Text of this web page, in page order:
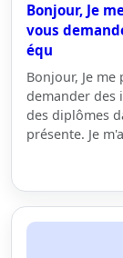
Bonjour, Je
vous
équ
Bonjour, Je
demander des
des diplômes
présente. Je